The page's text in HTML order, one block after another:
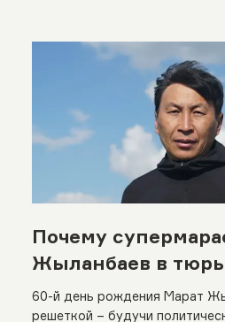
Почему
Жыланбаев в
60-й день рождения Марат
решеткой – будучи